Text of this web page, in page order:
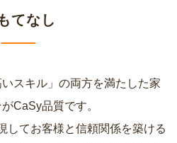
てなし
スキル」の両方を満たした家
CaSy品質です。
してお客様と信頼関係を築ける